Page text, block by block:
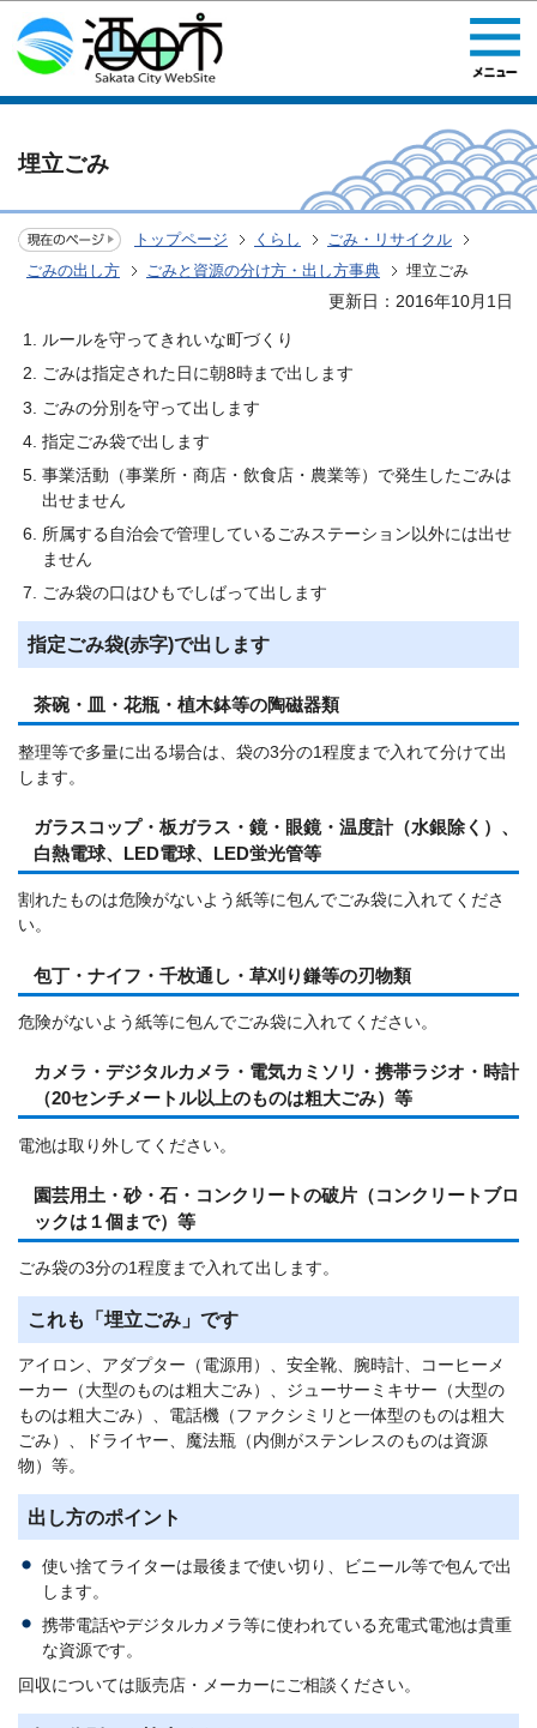
このページの本文へ移動
埋立ごみ
トップページ くらし
ごみ・リサイクル
ごみの出し方
ごみと資源の分け方・出し方事典 埋立ごみ
更新日：2016年10月1日
ルールを守ってきれいな町づくり
ごみは指定された日に朝8時まで出します
ごみの分別を守って出します
指定ごみ袋で出します
事業活動（事業所・商店・飲食店・農業等）で発生したごみは
出せません
所属する自治会で管理しているごみステーション以外には出せ
ません
ごみ袋の口はひもでしばって出します
指定ごみ袋(赤字)で出します
茶碗・皿・花瓶・植木鉢等の陶磁器類
整理等で多量に出る場合は、袋の3分の1程度まで入れて分けて出
します。
ガラスコップ・板ガラス・鏡・眼鏡・温度計（水銀除く）、
白熱電球、LED電球、LED蛍光管等
割れたものは危険がないよう紙等に包んでごみ袋に入れてくださ
い。
包丁・ナイフ・千枚通し・草刈り鎌等の刃物類
危険がないよう紙等に包んでごみ袋に入れてください。
カメラ・デジタルカメラ・電気カミソリ・携帯ラジオ・時計
（20センチメートル以上のものは粗大ごみ）等
電池は取り外してください。
園芸用土・砂・石・コンクリートの破片（コンクリートブロ
ックは１個まで）等
ごみ袋の3分の1程度まで入れて出します。
これも「埋立ごみ」です
アイロン、アダプター（電源用）、安全靴、腕時計、コーヒーメ
ーカー（大型のものは粗大ごみ）、ジューサーミキサー（大型の
ものは粗大ごみ）、電話機（ファクシミリと一体型のものは粗大
ごみ）、ドライヤー、魔法瓶（内側がステンレスのものは資源
物）等。
出し方のポイント
使い捨てライターは最後まで使い切り、ビニール等で包んで出
します。
携帯電話やデジタルカメラ等に使われている充電式電池は貴重
な資源です。
回収については販売店・メーカーにご相談ください。